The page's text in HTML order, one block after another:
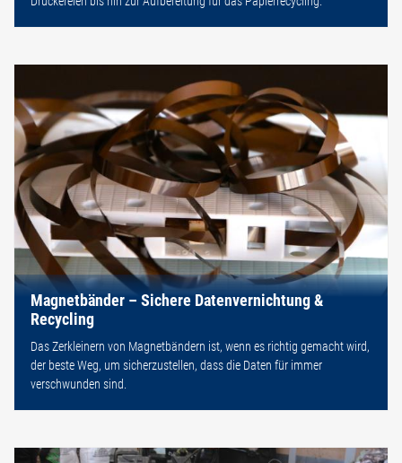
Magnetbänder – Sichere Datenvernichtung &
Recycling
Das Zerkleinern von Magnetbändern ist, wenn es richtig gemacht wird,
der beste Weg, um sicherzustellen, dass die Daten für immer
verschwunden sind.